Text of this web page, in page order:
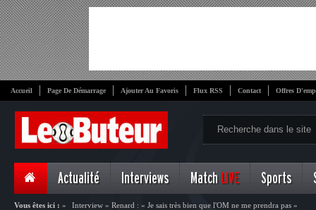
Accueil Page De Démarrage Ajouter Au Favoris Flux RSS Contact Offres
Actualité Interviews Match LIVE Sports
Vous êtes ici : » Interview » Renard : « Je sais très bien que l'OM ne me prendra pas »